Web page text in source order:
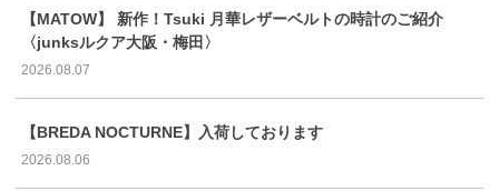
【MATOW】 新作！Tsuki 月華レザーベルトの時計のご紹介
〈junksルクア大阪・梅田〉
2026.08.07
【BREDA NOCTURNE】入荷しております
2026.08.06